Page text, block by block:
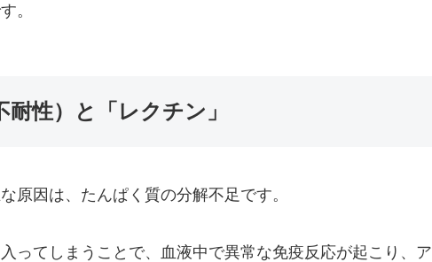
。
性）と「レクチン」
原因は、たんぱく質の分解不足です。
ってしまうことで、血液中で異常な免疫反応が起こり、ア